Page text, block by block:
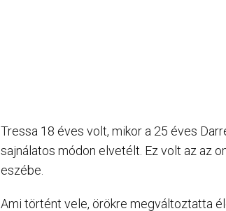
Tressa 18 éves volt, mikor a 25 éves
sajnálatos módon elvetélt. Ez volt az az
eszébe.
Ami történt vele, örökre megváltoztatta